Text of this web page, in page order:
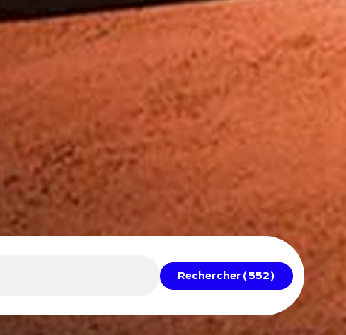
Rechercher (552)